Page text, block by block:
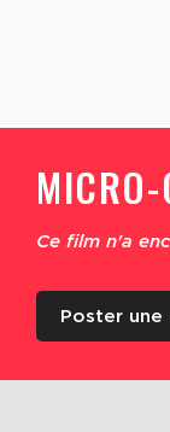
Ce film n'a
Poster une